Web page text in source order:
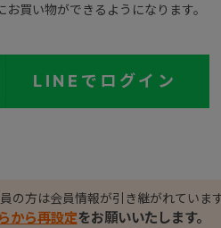
買い物ができるようになります。
LINEでログイン
の方は会員情報が引き継がれています
から再設定をお願いいたします。